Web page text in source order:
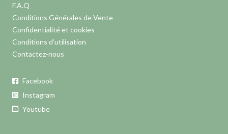
F.A.Q
Conditions Générales de Vente
Confidentialité et cookies
Conditions d’utilisation
Contactez-nous
Facebook
Instagram
Youtube